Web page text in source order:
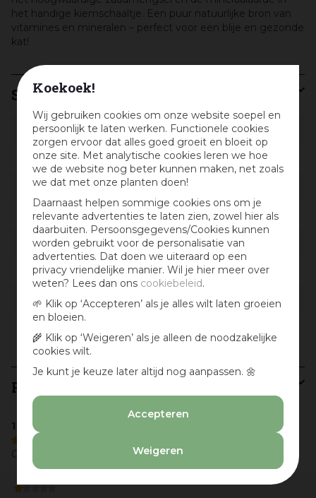
Koekoek!
Wij gebruiken cookies om onze website soepel en
persoonlijk te laten werken. Functionele cookies
zorgen ervoor dat alles goed groeit en bloeit op
onze site. Met analytische cookies leren we hoe
we de website nog beter kunnen maken, net zoals
we dat met onze planten doen!
Daarnaast helpen sommige cookies ons om je
relevante advertenties te laten zien, zowel hier als
daarbuiten. Persoonsgegevens/Cookies kunnen
worden gebruikt voor de personalisatie van
advertenties. Dat doen we uiteraard op een
privacy vriendelijke manier. Wil je hier meer over
weten? Lees dan ons cookiebeleid.
🌱 Klik op ‘Accepteren’ als je alles wilt laten groeien
en bloeien.
🌾 Klik op ‘Weigeren’ als je alleen de noodzakelijke
cookies wilt.
Je kunt je keuze later altijd nog aanpassen. 🌼
Accepteren
Weigeren
het handige kiemschaaltje. Een puur natuurlijke bron van
vitamines en mineralen – perfect voor een blije en gezonde
kat!
Specificaties
Artikelnummer 423992
EAN code 4008239240316
EAN leverancier 24031
Merk Vitakraft
Locatie S-W-015
Geschikt voor dier Katten
Gewicht 120 g
Recensies
1 reviews
Gemiddelde uit 1 beoordelingen